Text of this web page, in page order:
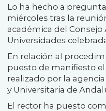
Lo ha hecho a
miércoles tras la
académica del Consejo
Universidades
En relación al
puesto de manifiesto
realizado por la
y Universitaria de
El rector ha puesto